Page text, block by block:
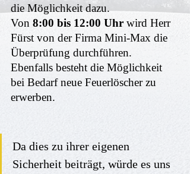
die Möglichkeit dazu.
Von 8:00 bis 12:00 Uhr wird Herr
Fürst von der Firma Mini-Max die
Überprüfung durchführen.
Ebenfalls besteht die Möglichkeit
bei Bedarf neue Feuerlöscher zu
erwerben.
Da dies zu ihrer eigenen
Sicherheit beiträgt, würde es uns